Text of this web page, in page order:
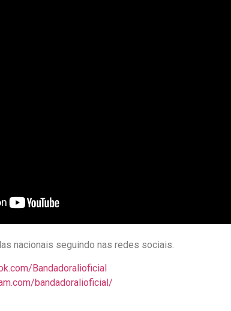
nacionais seguindo nas redes sociais.
Bandadoralioficial
bandadoralioficial/